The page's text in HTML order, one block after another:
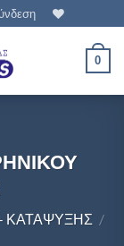
0
ΚΑΤΆΨΥΞΗΣ /